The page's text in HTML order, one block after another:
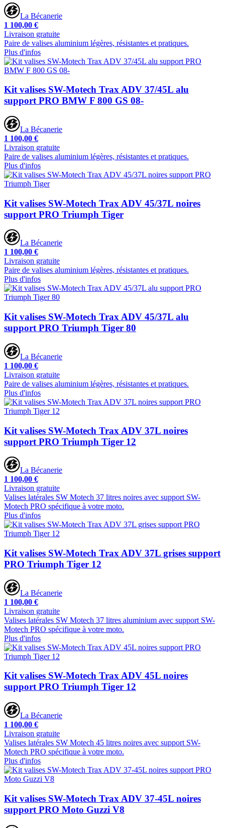
La Bécanerie
1 100,00 €
Livraison gratuite
Paire de valises aluminium légères, résistantes et pratiques.
Plus d'infos
Kit valises SW-Motech Trax ADV 37/45L alu
support PRO BMW F 800 GS 08-
La Bécanerie
1 100,00 €
Livraison gratuite
Paire de valises aluminium légères, résistantes et pratiques.
Plus d'infos
Kit valises SW-Motech Trax ADV 45/37L noires
support PRO Triumph Tiger
La Bécanerie
1 100,00 €
Livraison gratuite
Paire de valises aluminium légères, résistantes et pratiques.
Plus d'infos
Kit valises SW-Motech Trax ADV 45/37L alu
support PRO Triumph Tiger 80
La Bécanerie
1 100,00 €
Livraison gratuite
Paire de valises aluminium légères, résistantes et pratiques.
Plus d'infos
Kit valises SW-Motech Trax ADV 37L noires
support PRO Triumph Tiger 12
La Bécanerie
1 100,00 €
Livraison gratuite
Valises latérales SW Motech 37 litres noires avec support SW-
Motech PRO spécifique à votre moto.
Plus d'infos
Kit valises SW-Motech Trax ADV 37L grises support
PRO Triumph Tiger 12
La Bécanerie
1 100,00 €
Livraison gratuite
Valises latérales SW Motech 37 litres aluminium avec support SW-
Motech PRO spécifique à votre moto.
Plus d'infos
Kit valises SW-Motech Trax ADV 45L noires
support PRO Triumph Tiger 12
La Bécanerie
1 100,00 €
Livraison gratuite
Valises latérales SW Motech 45 litres noires avec support SW-
Motech PRO spécifique à votre moto.
Plus d'infos
Kit valises SW-Motech Trax ADV 37-45L noires
support PRO Moto Guzzi V8